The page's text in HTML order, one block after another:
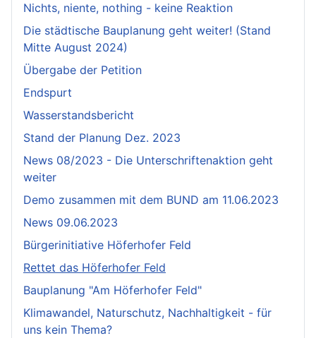
Nichts, niente, nothing - keine Reaktion
Die städtische Bauplanung geht weiter! (Stand
Mitte August 2024)
Übergabe der Petition
Endspurt
Wasserstandsbericht
Stand der Planung Dez. 2023
News 08/2023 - Die Unterschriftenaktion geht
weiter
Demo zusammen mit dem BUND am 11.06.2023
News 09.06.2023
Bürgerinitiative Höferhofer Feld
Rettet das Höferhofer Feld
Bauplanung "Am Höferhofer Feld"
Klimawandel, Naturschutz, Nachhaltigkeit - für
uns kein Thema?